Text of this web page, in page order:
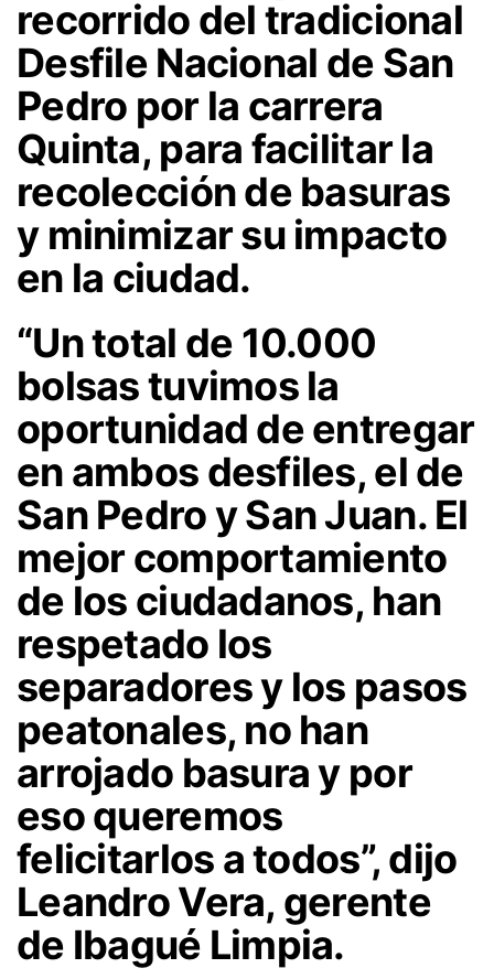
recorrido del tradicional
Desfile Nacional de San
Pedro por la carrera
Quinta, para facilitar la
recolección de basuras
y minimizar su impacto
en la ciudad.
“Un total de 10.000
bolsas tuvimos la
oportunidad de entregar
en ambos desfiles, el de
San Pedro y San Juan. El
mejor comportamiento
de los ciudadanos, han
respetado los
separadores y los pasos
peatonales, no han
arrojado basura y por
eso queremos
felicitarlos a todos”, dijo
Leandro Vera, gerente
de Ibagué Limpia.